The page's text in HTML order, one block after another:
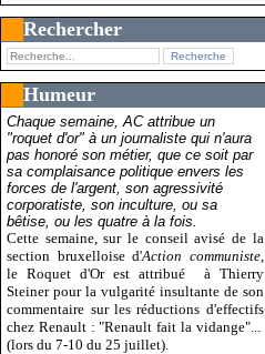
Rechercher
Humeur
Chaque semaine, AC attribue un
"roquet d'or" à un journaliste qui n'aura
pas honoré son métier, que ce soit par
sa complaisance politique envers les
forces de l'argent, son agressivité
corporatiste, son inculture, ou sa
bêtise, ou les quatre à la fois.
Cette semaine, sur le conseil avisé de la
section bruxelloise d'Action communiste,
le Roquet d'Or est attribué
à Thierry
Steiner pour la vulgarité insultante de son
commentaire sur les réductions d'effectifs
chez Renault : "Renault fait la vidange"...
(lors du 7-10 du 25 juillet).